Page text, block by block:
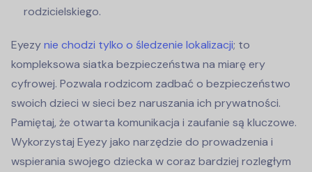
rodzicielskiego.
Eyezynie chodzi tylko o śledzenie lokalizacji; to
kompleksowa siatka bezpieczeństwa na miarę ery
cyfrowej. Pozwala rodzicom zadbać o bezpieczeństwo
swoich dzieci w sieci bez naruszania ich prywatności.
Pamiętaj, że otwarta komunikacja i zaufanie są kluczowe.
Wykorzystaj Eyezy jako narzędzie do prowadzenia i
wspierania swojego dziecka w coraz bardziej rozległym